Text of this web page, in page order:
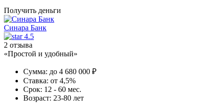
Получить деньги
Синара Банк
4.5
2 отзыва
«Простой и удобный»
Сумма: до 4 680 000 ₽
Ставка: от 4,5%
Срок: 12 - 60 мес.
Возраст: 23-80 лет